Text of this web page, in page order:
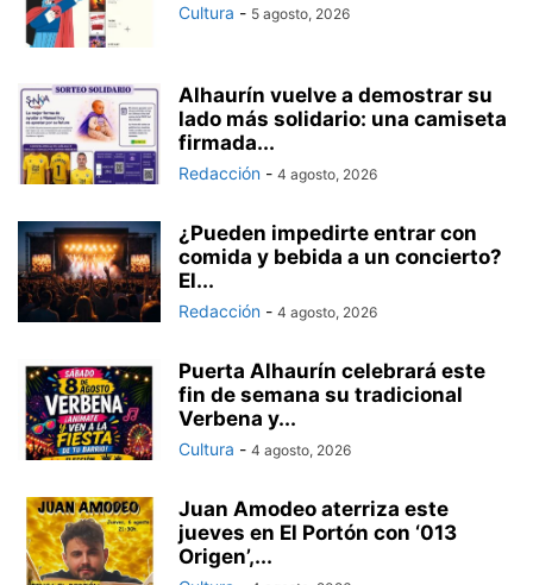
Cultura - 5 agosto, 2026
Alhaurín vuelve a demostrar su
lado más solidario: una camiseta
firmada...
Redacción - 4 agosto, 2026
¿Pueden impedirte entrar con
comida y bebida a un concierto?
El...
Redacción - 4 agosto, 2026
Puerta Alhaurín celebrará este
fin de semana su tradicional
Verbena y...
Cultura - 4 agosto, 2026
Juan Amodeo aterriza este
jueves en El Portón con ‘013
Origen’,...